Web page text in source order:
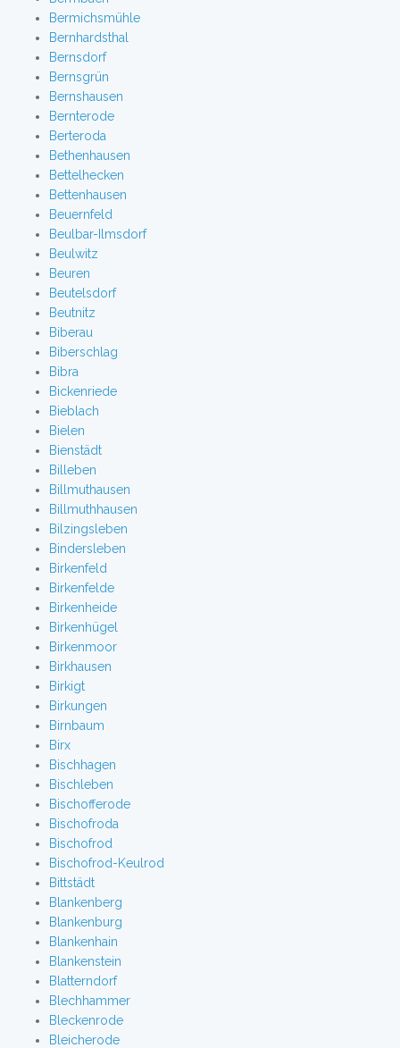
Bermichsmühle
Bernhardsthal
Bernsdorf
Bernsgrün
Bernshausen
Bernterode
Berteroda
Bethenhausen
Bettelhecken
Bettenhausen
Beuernfeld
Beulbar-Ilmsdorf
Beulwitz
Beuren
Beutelsdorf
Beutnitz
Biberau
Biberschlag
Bibra
Bickenriede
Bieblach
Bielen
Bienstädt
Billeben
Billmuthausen
Billmuthhausen
Bilzingsleben
Bindersleben
Birkenfeld
Birkenfelde
Birkenheide
Birkenhügel
Birkenmoor
Birkhausen
Birkigt
Birkungen
Birnbaum
Birx
Bischhagen
Bischleben
Bischofferode
Bischofroda
Bischofrod
Bischofrod-Keulrod
Bittstädt
Blankenberg
Blankenburg
Blankenhain
Blankenstein
Blatterndorf
Blechhammer
Bleckenrode
Bleicherode